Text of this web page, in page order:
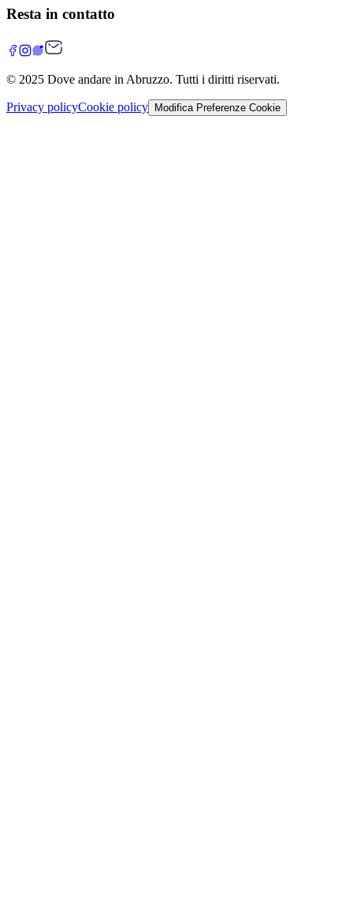
Resta in contatto
© 2025 Dove andare in Abruzzo. Tutti i diritti riservati.
Privacy policyCookie policy Modifica Preferenze Cookie